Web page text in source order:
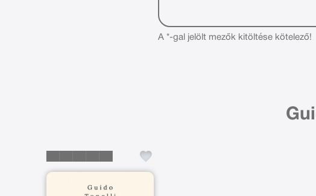
A *-gal jelölt mezők kitöltése kötelező!